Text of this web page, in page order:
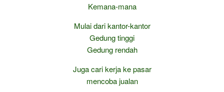
Kemana-mana
Mulai dari kantor-kantor
Gedung tinggi
Gedung rendah
Juga cari kerja ke pasar
mencoba jualan